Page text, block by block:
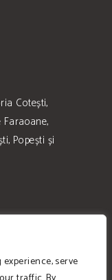
serve
Cotești,
Popești și